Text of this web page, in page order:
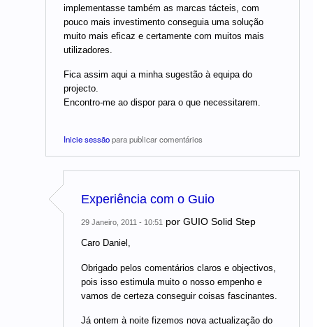
implementasse também as marcas tácteis, com
pouco mais investimento conseguia uma solução
muito mais eficaz e certamente com muitos mais
utilizadores.
Fica assim aqui a minha sugestão à equipa do
projecto.
Encontro-me ao dispor para o que necessitarem.
Inicie sessãopara publicar comentários
Experiência com o Guio
29 Janeiro, 2011 - 10:51 por GUIO Solid Step
Caro Daniel,
Obrigado pelos comentários claros e objectivos,
pois isso estimula muito o nosso empenho e
vamos de certeza conseguir coisas fascinantes.
Já ontem à noite fizemos nova actualização do